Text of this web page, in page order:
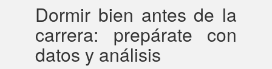
Dormir bien antes de la
carrera: prepárate con
datos y análisis